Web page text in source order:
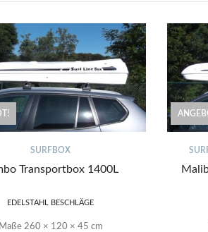
SURFBOX
Transportbox 1400L
EDELSTAHL BESCHLÄGE
Maße 260 × 120 × 45 cm